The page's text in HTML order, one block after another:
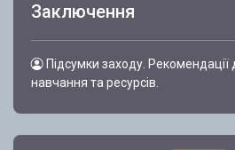
Заключення
Підсумки заходу.
навчання та ресурсів.